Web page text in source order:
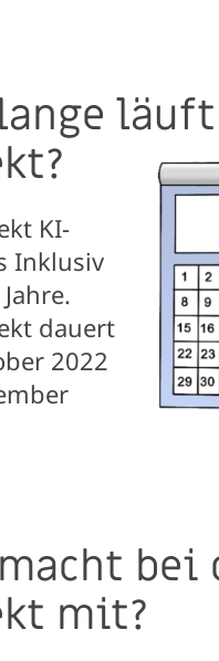
läuft
KI-
Inklusiv
dauert
2022
bei
mit?